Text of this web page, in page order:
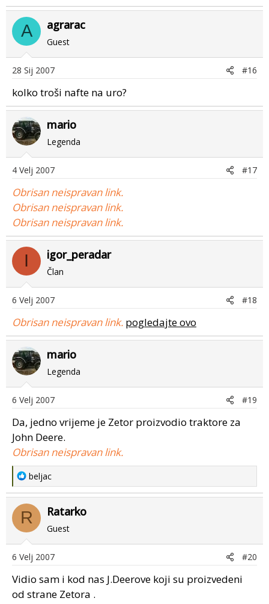
A agrarac
Guest
28 Sij 2007 #16
kolko troši nafte na uro?
mario
Legenda
4 Velj 2007 #17
Obrisan neispravan link.
Obrisan neispravan link.
Obrisan neispravan link.
I igor_peradar
Član
6 Velj 2007 #18
Obrisan neispravan link. pogledajte ovo
mario
Legenda
6 Velj 2007 #19
Da, jedno vrijeme je Zetor proizvodio traktore za
John Deere.
Obrisan neispravan link.
R
e
a
c
t
o
n
s
beljac
R Ratarko
Guest
6 Velj 2007 #20
Vidio sam i kod nas J.Deerove koji su proizvedeni
od strane Zetora .